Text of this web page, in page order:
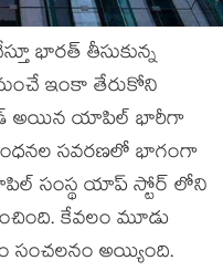
భారత్ తీసుకున్న
ఇంకా తేరుకోని
అయిన యాపిల్ భారీగా
సవరణలో భాగంగా
సంస్థ యాప్ స్టోర్ లోని
కేవలం మూడు
సంచలనం అయ్యింది.